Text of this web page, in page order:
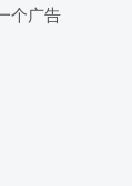
个广告